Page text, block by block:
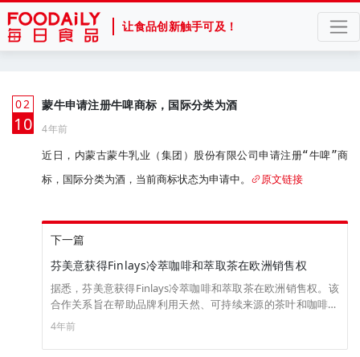
让食品创新触手可及！
02
月
10
蒙牛申请注册牛啤商标，国际分类为酒
4年前
近日，内蒙古蒙牛乳业（集团）股份有限公司申请注册“牛啤”商
标，国际分类为酒，当前商标状态为申请中。
原文链接
下一篇
芬美意获得Finlays冷萃咖啡和萃取茶在欧洲销售权
据悉，芬美意获得Finlays冷萃咖啡和萃取茶在欧洲销售权。该
合作关系旨在帮助品牌利用天然、可持续来源的茶叶和咖啡解
决方案的增长。
4年前